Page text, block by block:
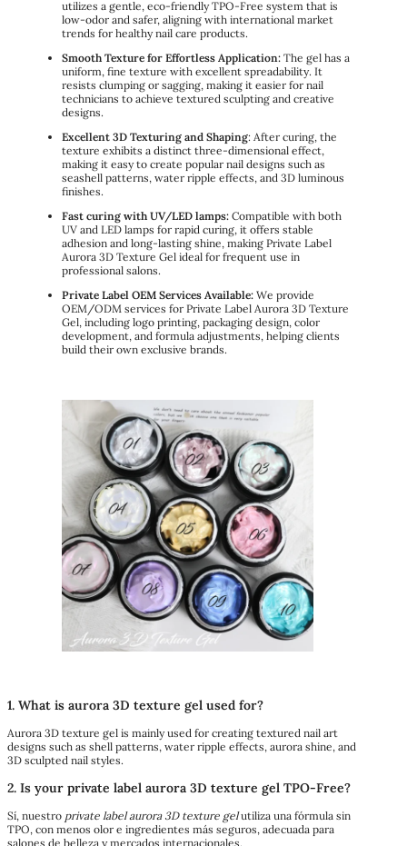
utilizes a gentle, eco-friendly TPO-Free system that is
low-odor and safer, aligning with international market
trends for healthy nail care products.
Smooth Texture for Effortless Application: The gel has a
uniform, fine texture with excellent spreadability. It
resists clumping or sagging, making it easier for nail
technicians to achieve textured sculpting and creative
designs.
Excellent 3D Texturing and Shaping: After curing, the
texture exhibits a distinct three-dimensional effect,
making it easy to create popular nail designs such as
seashell patterns, water ripple effects, and 3D luminous
finishes.
Fast curing with UV/LED lamps: Compatible with both
UV and LED lamps for rapid curing, it offers stable
adhesion and long-lasting shine, making Private Label
Aurora 3D Texture Gel ideal for frequent use in
professional salons.
Private Label OEM Services Available: We provide
OEM/ODM services for Private Label Aurora 3D Texture
Gel, including logo printing, packaging design, color
development, and formula adjustments, helping clients
build their own exclusive brands.
1. What is aurora 3D texture gel used for?
Aurora 3D texture gel is mainly used for creating textured nail art
designs such as shell patterns, water ripple effects, aurora shine, and
3D sculpted nail styles.
2. Is your private label aurora 3D texture gel TPO-Free?
Sí, nuestro private label aurora 3D texture gelutiliza una fórmula sin
TPO, con menos olor e ingredientes más seguros, adecuada para
salones de belleza y mercados internacionales.